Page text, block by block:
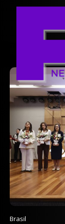
Brasil